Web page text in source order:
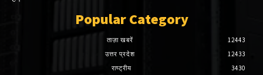
Popular Category
ताज़ा खबरें
12443
उत्तर प्रदेश
12433
राष्ट्रीय
3430